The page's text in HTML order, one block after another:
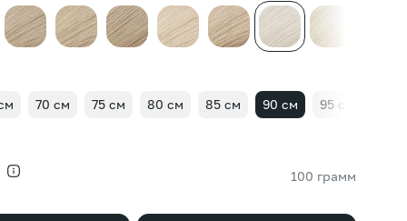
70 см 75 см 80 см 85 см 90 см 95 см
100 грамм